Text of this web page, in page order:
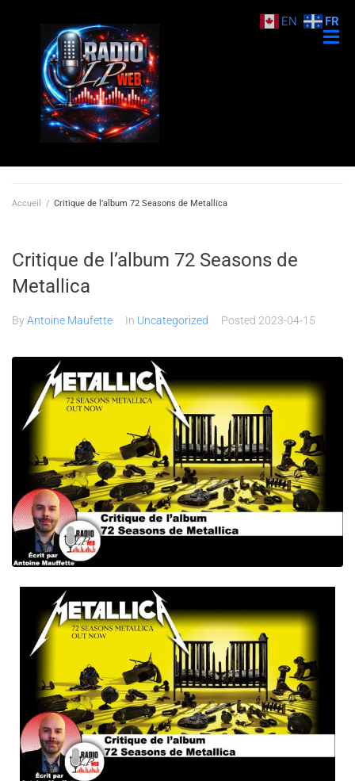
Accueil / Critique de l’album 72 Seasons de Metallica
Critique de l’album 72 Seasons de
Metallica
ByAntoine Maufette In Uncategorized Posted 2023-04-15
EN FR